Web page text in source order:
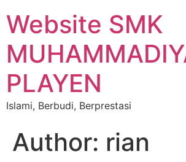
Website SMK
PLAYEN
Islami, Berbudi, Berprestasi
Author: rian